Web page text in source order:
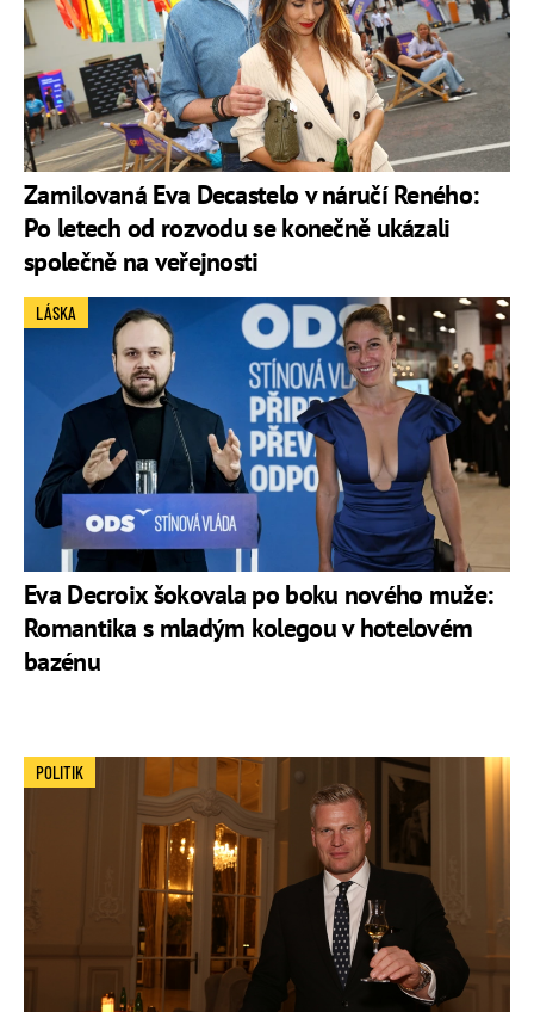
Zamilovaná Eva Decastelo v náručí Reného:
Po letech od rozvodu se konečně ukázali
společně na veřejnosti
Eva Decroix šokovala po boku nového muže:
Romantika s mladým kolegou v hotelovém
bazénu
LÁSKA
POLITIK